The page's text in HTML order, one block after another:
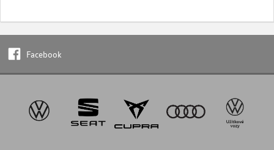
Facebook